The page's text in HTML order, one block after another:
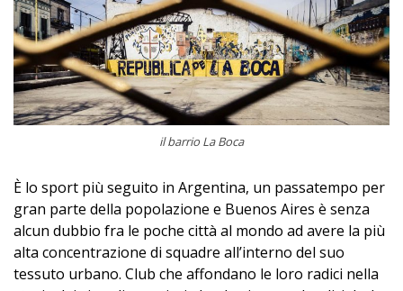
il barrio La Boca
È lo sport più seguito in Argentina, un passatempo per
gran parte della popolazione e Buenos Aires è senza
alcun dubbio fra le poche città al mondo ad avere la più
alta concentrazione di squadre all’interno del suo
tessuto urbano. Club che affondano le loro radici nella